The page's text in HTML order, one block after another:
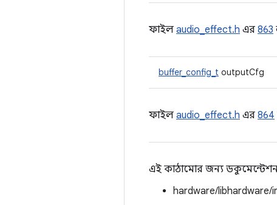
ফাইল audio_effect.h এর 863
buffer_config_t outputCfg
ফাইল audio_effect.h এর 864
এই কাঠামোর জন্য ডকুমেন্টেশন
hardware/libhardware/